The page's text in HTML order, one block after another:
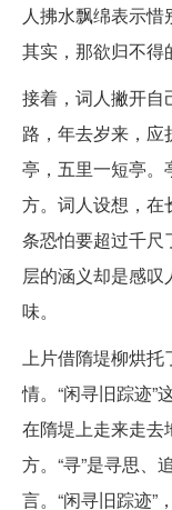
人拂水飘绵表示惜
其实，那欲归不得
接着，词人撇开自
路，年去岁来，应
亭，五里一短亭。
方。词人设想，在
条恐怕要超过千尺
层的涵义却是感
味。
上片借隋堤柳烘托
情。“闲寻旧踪迹”
在隋堤上走来走去
方。“寻”是寻思、
言。“闲寻旧踪迹”